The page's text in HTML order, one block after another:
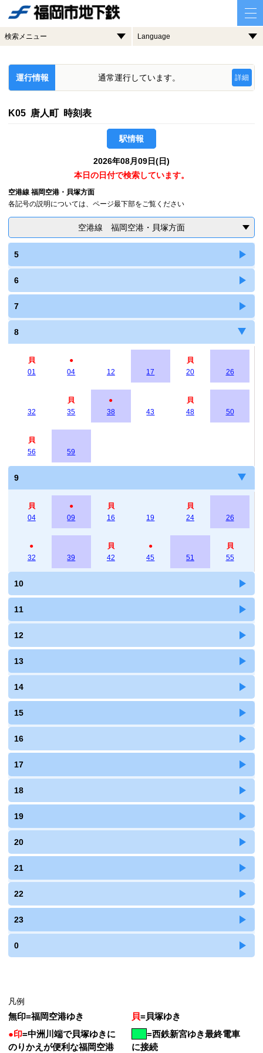
検索メニュー Language
運行情報 通常運行しています。 詳細
K05 唐人町 時刻表
駅情報
2026年08月09日(日)
本日の日付で検索しています。
空港線 福岡空港・貝塚方面
各記号の説明については、ページ最下部をご覧ください
空港線 福岡空港・貝塚方面
5
6
7
8
貝
01
●
04
12 17
貝
20
26
32
貝
35
●
38
43
貝
48
50
貝
56
59
9
貝
04
●
09
貝
16
19
貝
24
26
●
32
39
貝
42
●
45
51
貝
55
10
11
12
13
14
15
16
17
18
19
20
21
22
23
0
凡例
無印=福岡空港ゆき 貝=貝塚ゆき
●印=中洲川端で貝塚ゆきに
のりかえが便利な福岡空港
=西鉄新宮ゆき最終電車
に接続